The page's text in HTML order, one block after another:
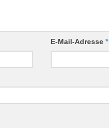
E-Mail-Adresse*